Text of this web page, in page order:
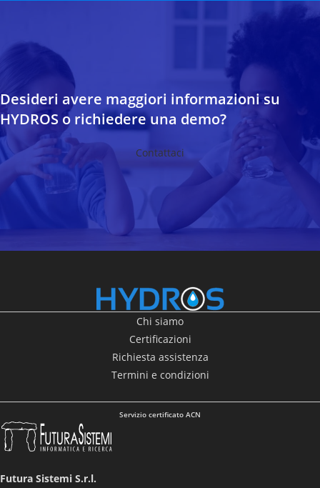
Desideri avere maggiori informazioni su
HYDROS o richiedere una demo?
Contattaci
Chi siamo
Certificazioni
Richiesta assistenza
Termini e condizioni
Servizio certificato ACN
Futura Sistemi S.r.l.